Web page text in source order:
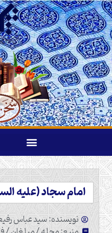
امام سجاد (علیه
نویسنده: سید عباس